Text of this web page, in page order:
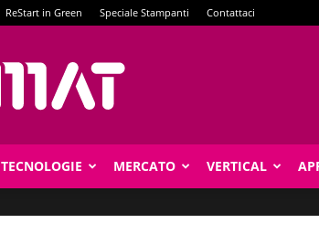
ReStart in Green Speciale Stampanti Contattaci
TECNOLOGIE MERCATO VERTICAL